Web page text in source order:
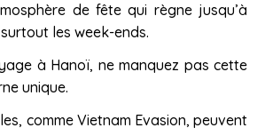
de fête qui règne jusqu’à
les week-ends.
à Hanoï, ne manquez pas cette
unique.
comme Vietnam Evasion, peuvent